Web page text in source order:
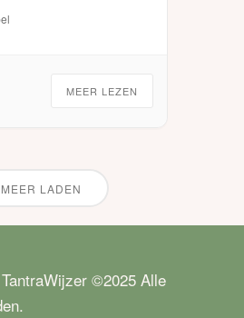
aanmelding-
ontmoeten/
fijne intimiteit. In een
MEER LEZEN
MEER LADEN
©2025 Alle